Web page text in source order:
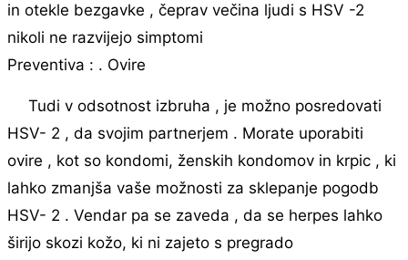
in otekle bezgavke , čeprav večina ljudi s HSV -2
nikoli ne razvijejo simptomi
Preventiva : . Ovire
Tudi v odsotnost izbruha , je možno posredovati
HSV- 2 , da svojim partnerjem . Morate uporabiti
ovire , kot so kondomi, ženskih kondomov in krpic , ki
lahko zmanjša vaše možnosti za sklepanje pogodb
HSV- 2 . Vendar pa se zaveda , da se herpes lahko
širijo skozi kožo, ki ni zajeto s pregrado